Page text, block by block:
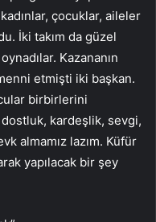
çocuklar, aileler
İki takım da güzel
Kazananın
etmişti iki başkan.
birbirlerini
dostluk, kardeşlik, sevgi,
almamız lazım. Küfür
yapılacak bir şey